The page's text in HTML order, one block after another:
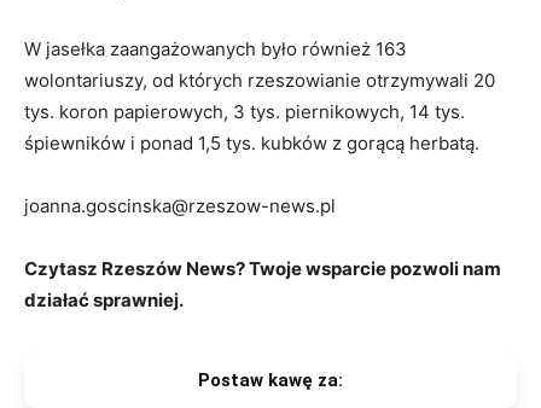
W jasełka zaangażowanych było również 163
wolontariuszy, od których rzeszowianie otrzymywali 20
tys. koron papierowych, 3 tys. piernikowych, 14 tys.
śpiewników i ponad 1,5 tys. kubków z gorącą herbatą.
joanna.goscinska@rzeszow-news.pl
Czytasz Rzeszów News? Twoje wsparcie pozwoli nam
działać sprawniej.
Postaw kawę za: